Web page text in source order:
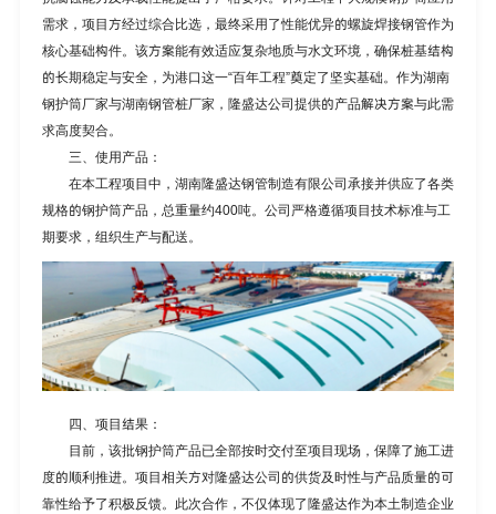
需求，项目方经过综合比选，最终采用了性能优异的螺旋焊接钢管作为
核心基础构件。该方案能有效适应复杂地质与水文环境，确保桩基结构
的长期稳定与安全，为港口这一“百年工程”奠定了坚实基础。作为湖南
钢护筒厂家与湖南钢管桩厂家，隆盛达公司提供的产品解决方案与此需
求高度契合。
三、使用产品：
在本工程项目中，湖南隆盛达钢管制造有限公司承接并供应了各类
规格的钢护筒产品，总重量约400吨。公司严格遵循项目技术标准与工
期要求，组织生产与配送。
四、项目结果：
目前，该批钢护筒产品已全部按时交付至项目现场，保障了施工进
度的顺利推进。项目相关方对隆盛达公司的供货及时性与产品质量的可
靠性给予了积极反馈。此次合作，不仅体现了隆盛达作为本土制造企业